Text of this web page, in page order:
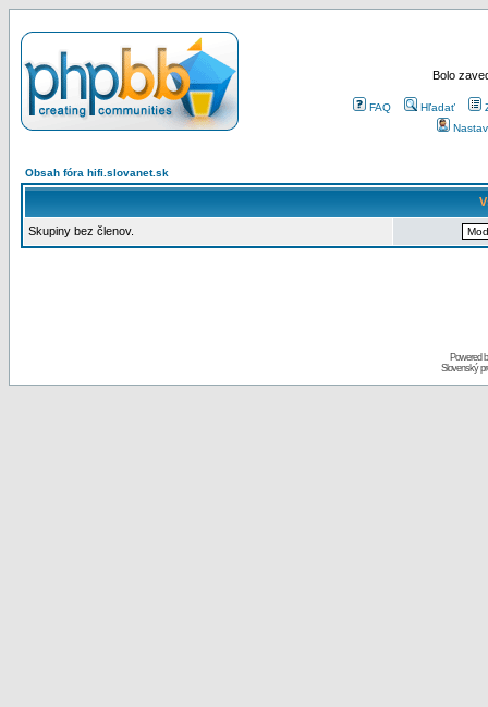
Bolo
FAQ Hľadať
Obsah fóra hifi.slovanet.sk
Skupiny bez členov.
Powered
Slovenský